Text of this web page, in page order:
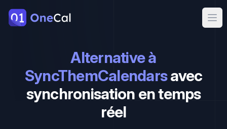
OneCal
Alternative à
SyncThemCalendarsavec
synchronisation en temps
réel